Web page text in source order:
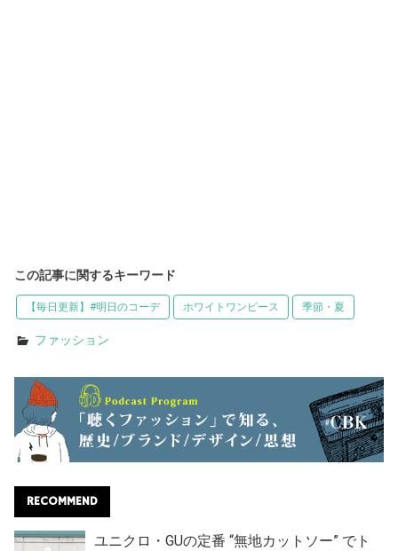
この記事に関するキーワード
【毎日更新】#明日のコーデ ホワイトワンピース 季節・夏
ファッション
RECOMMEND
ユニクロ・GUの定番 “無地カットソー” でト